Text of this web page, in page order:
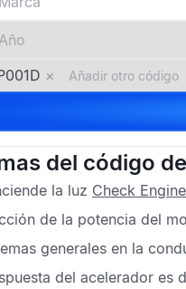
×
del código
la luz Check Engine
de la potencia del
generales en la
del acelerador es